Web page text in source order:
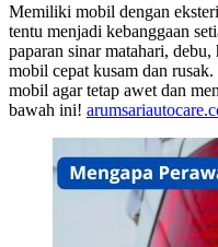
Memiliki mobil dengan
tentu menjadi kebanggaan
paparan sinar matahari,
mobil cepat kusam dan
mobil agar tetap awet dan
bawah ini!